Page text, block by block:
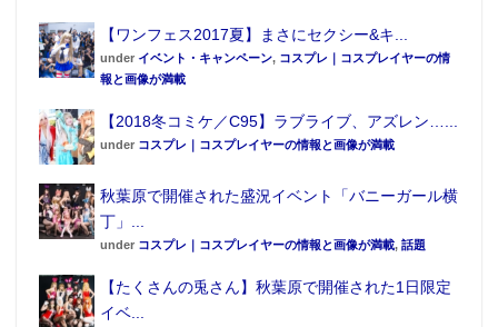
【ワンフェス2017夏】まさにセクシー&キ...
under イベント・キャンペーン, コスプレ｜コスプレイヤーの情
報と画像が満載
【2018冬コミケ／C95】ラブライブ、アズレン…...
under コスプレ｜コスプレイヤーの情報と画像が満載
秋葉原で開催された盛況イベント「バニーガール横
丁」...
under コスプレ｜コスプレイヤーの情報と画像が満載, 話題
【たくさんの兎さん】秋葉原で開催された1日限定
イベ...